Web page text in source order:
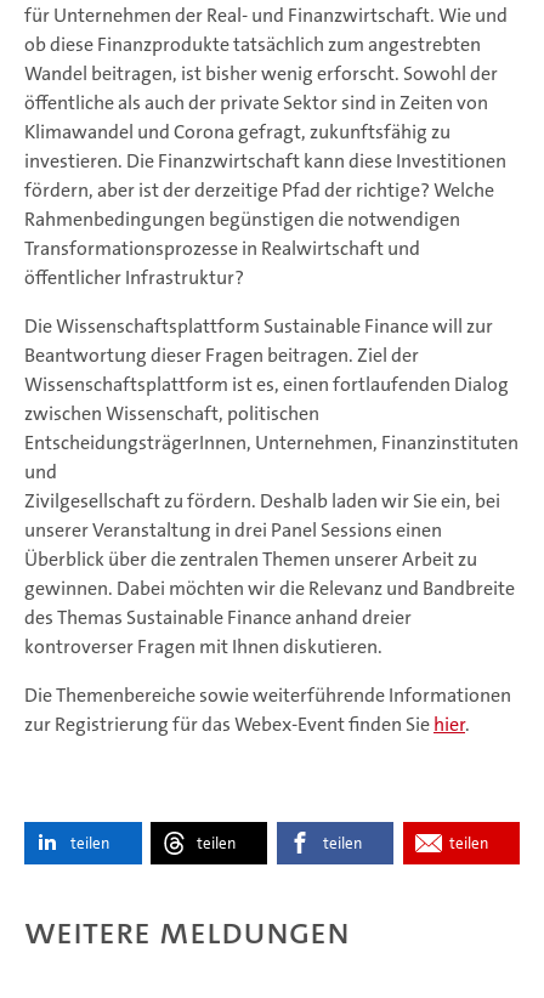
für Unternehmen der Real- und Finanzwirtschaft. Wie und
ob diese Finanzprodukte tatsächlich zum angestrebten
Wandel beitragen, ist bisher wenig erforscht. Sowohl der
öffentliche als auch der private Sektor sind in Zeiten von
Klimawandel und Corona gefragt, zukunftsfähig zu
investieren. Die Finanzwirtschaft kann diese Investitionen
fördern, aber ist der derzeitige Pfad der richtige? Welche
Rahmenbedingungen begünstigen die notwendigen
Transformationsprozesse in Realwirtschaft und
öffentlicher Infrastruktur?
Die Wissenschaftsplattform Sustainable Finance will zur
Beantwortung dieser Fragen beitragen. Ziel der
Wissenschaftsplattform ist es, einen fortlaufenden Dialog
zwischen Wissenschaft, politischen
EntscheidungsträgerInnen, Unternehmen, Finanzinstituten
und
Zivilgesellschaft zu fördern. Deshalb laden wir Sie ein, bei
unserer Veranstaltung in drei Panel Sessions einen
Überblick über die zentralen Themen unserer Arbeit zu
gewinnen. Dabei möchten wir die Relevanz und Bandbreite
des Themas Sustainable Finance anhand dreier
kontroverser Fragen mit Ihnen diskutieren.
Die Themenbereiche sowie weiterführende Informationen
zur Registrierung für das Webex-Event finden Siehier.
teilen teilen teilen teilen
Weitere Meldungen